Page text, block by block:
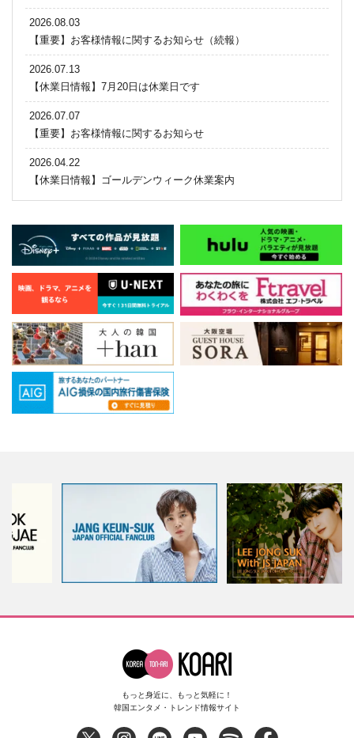
2026.08.03
【重要】お客様情報に関するお知らせ（続報）
2026.07.13
【休業日情報】7月20日は休業日です
2026.07.07
【重要】お客様情報に関するお知らせ
2026.04.22
【休業日情報】ゴールデンウィーク休業案内
もっと身近に、もっと気軽に！
韓国エンタメ・トレンド情報サイト